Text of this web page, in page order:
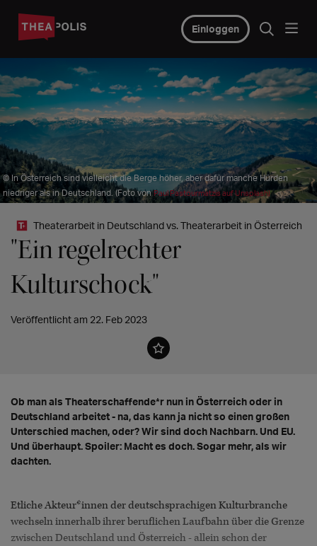
Einloggen
© In Österreich sind vielleicht die Berge höher, aber dafür manche Hürden
niedriger als in Deutschland. (Foto vonPaul Pastourmatzis auf Unsplash)
Theaterarbeit in Deutschland vs. Theaterarbeit in Österreich
"Ein regelrechter
Kulturschock"
Veröffentlicht am 22. Feb 2023
Ob man als Theaterschaffende*r nun in Österreich oder in
Deutschland arbeitet - na, das kann ja nicht so einen großen
Unterschied machen, oder? Wir sind doch Nachbarn. Und EU.
Und überhaupt. Spoiler: Macht es doch. Sogar mehr, als wir
dachten.
Etliche Akteur*innen der deutschsprachigen Kulturbranche
wechseln innerhalb ihrer beruflichen Laufbahn über die Grenze
zwischen Deutschland und Österreich - allein schon der